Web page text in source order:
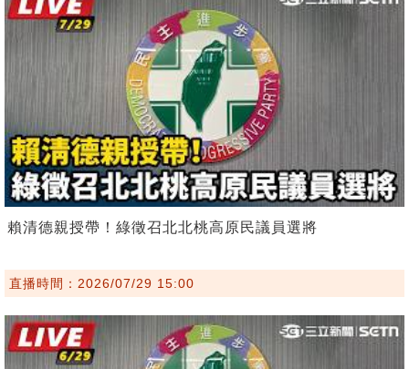
賴清德親授帶！綠徵召北北桃高原民議員選將
直播時間：2026/07/29 15:00